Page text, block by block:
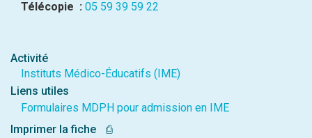
Télécopie : 05 59 39 59 22
Activité
Instituts Médico-Éducatifs (IME)
Liens utiles
Formulaires MDPH pour admission en IME
Imprimer la fiche
⎙